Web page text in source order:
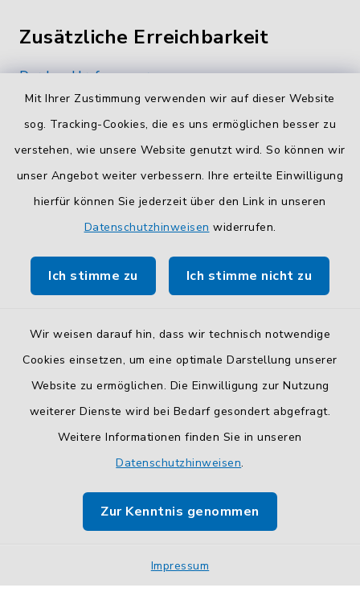
Mit Ihrer Zustimmung verwenden wir auf dieser Website
sog. Tracking-Cookies, die es uns ermöglichen besser zu
verstehen, wie unsere Website genutzt wird. So können wir
unser Angebot weiter verbessern. Ihre erteilte Einwilligung
hierfür können Sie jederzeit über den Link in unseren
Datenschutzhinweisen widerrufen.
Ich stimme zu Ich stimme nicht zu
Wir weisen darauf hin, dass wir technisch notwendige
Cookies einsetzen, um eine optimale Darstellung unserer
Website zu ermöglichen. Die Einwilligung zur Nutzung
weiterer Dienste wird bei Bedarf gesondert abgefragt.
Weitere Informationen finden Sie in unseren
Datenschutzhinweisen.
Zur Kenntnis genommen
Impressum
Zusätzliche Erreichbarkeit
Durchwahlrufnummern
Die Durchwahlrufnummern unserer Mitarbeiterinnen
und Mitarbeiter finden Siehier.
Kontaktformular
SicheresKontaktformularmit BayernID verwenden.
So finden Sie uns.
Barrierefreiheit
Sitemap